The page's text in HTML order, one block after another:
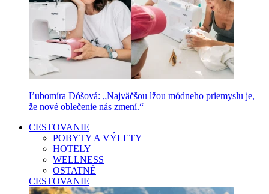
Ľubomíra Dóšová: „Najväčšou lžou módneho priemyslu je,
že nové oblečenie nás zmení.“
CESTOVANIE
POBYTY A VÝLETY
HOTELY
WELLNESS
OSTATNÉ
CESTOVANIE